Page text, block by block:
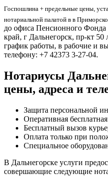
Госпошлина + предельные цены,
нотариальной палатой в в
до офиса Пенсионного
край, г Дальнегорск, пр-кт
график работы, в рабочие и
телефону: +7 42373 3-27-04.
Нотариусы
цены, адреса и
Защита персональной
Оперативная
Бесплатный вызов
Оплата только при
Специальное
В Дальнегорске услуги
совершающие следующие